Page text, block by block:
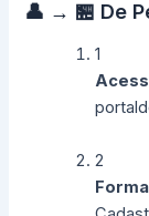
👤 → 🏪 De
1
2